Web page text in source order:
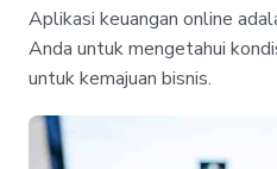
Aplikasi keuangan online
Anda untuk mengetahui
untuk kemajuan bisnis.